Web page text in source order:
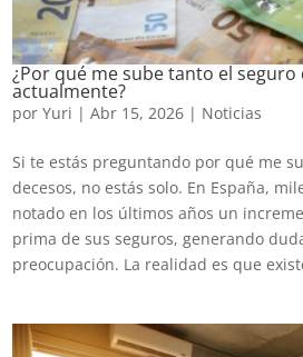
¿Por qué me sube tanto el seguro
actualmente?
porYuri |Abr 15, 2026 | Noticias
Si te estás preguntando por qué me
decesos, no estás solo. En España,
notado en los últimos años un
prima de sus seguros, generando
preocupación. La realidad es que